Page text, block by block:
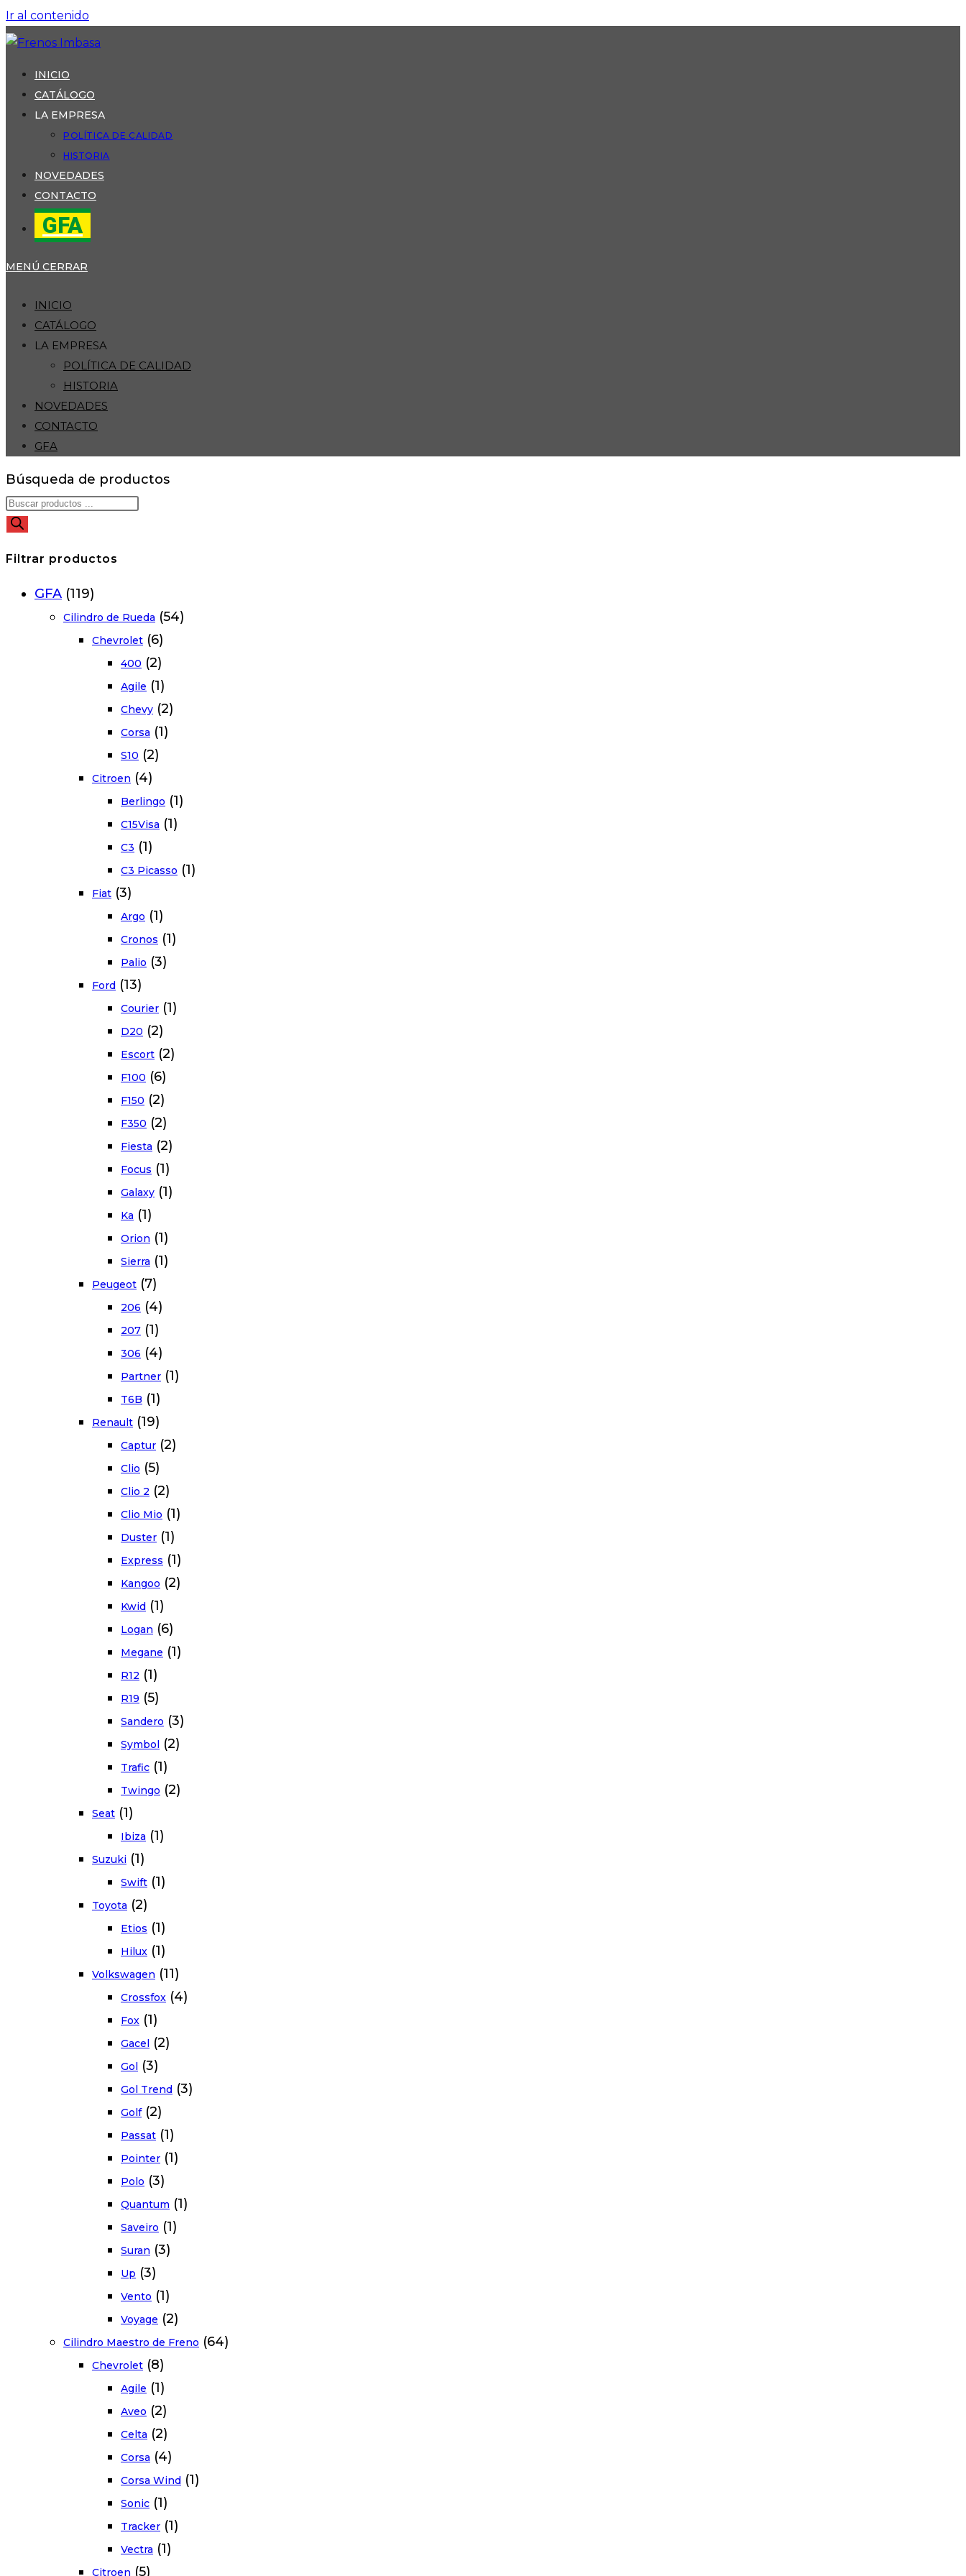
Ir al contenido
INICIO
CATÁLOGO
LA EMPRESA
POLÍTICA DE CALIDAD
HISTORIA
NOVEDADES
CONTACTO
GFA
MENÚ CERRAR
INICIO
CATÁLOGO
LA EMPRESA
POLÍTICA DE CALIDAD
HISTORIA
NOVEDADES
CONTACTO
GFA
Búsqueda de productos
Filtrar productos
GFA (119)
Cilindro de Rueda (54)
Chevrolet (6)
400 (2)
Agile (1)
Chevy (2)
Corsa (1)
S10 (2)
Citroen (4)
Berlingo (1)
C15Visa (1)
C3 (1)
C3 Picasso (1)
Fiat (3)
Argo (1)
Cronos (1)
Palio (3)
Ford (13)
Courier (1)
D20 (2)
Escort (2)
F100 (6)
F150 (2)
F350 (2)
Fiesta (2)
Focus (1)
Galaxy (1)
Ka (1)
Orion (1)
Sierra (1)
Peugeot (7)
206 (4)
207 (1)
306 (4)
Partner (1)
T6B (1)
Renault (19)
Captur (2)
Clio (5)
Clio 2 (2)
Clio Mio (1)
Duster (1)
Express (1)
Kangoo (2)
Kwid (1)
Logan (6)
Megane (1)
R12 (1)
R19 (5)
Sandero (3)
Symbol (2)
Trafic (1)
Twingo (2)
Seat (1)
Ibiza (1)
Suzuki (1)
Swift (1)
Toyota (2)
Etios (1)
Hilux (1)
Volkswagen (11)
Crossfox (4)
Fox (1)
Gacel (2)
Gol (3)
Gol Trend (3)
Golf (2)
Passat (1)
Pointer (1)
Polo (3)
Quantum (1)
Saveiro (1)
Suran (3)
Up (3)
Vento (1)
Voyage (2)
Cilindro Maestro de Freno (64)
Chevrolet (8)
Agile (1)
Aveo (2)
Celta (2)
Corsa (4)
Corsa Wind (1)
Sonic (1)
Tracker (1)
Vectra (1)
Citroen (5)